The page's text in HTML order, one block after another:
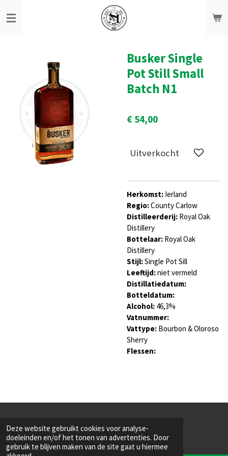
Deze website gebruikt cookies voor analyse-
doeleinden en/of het tonen van advertenties. Door
gebruik te blijven maken van de site gaat u hiermee
direct
Busker Single
Pot Still Small
Batch N1
€ 54,00
Uitverkocht
Herkomst: Ierland
Regio:County Carlow
Distilleerderij: Royal Oak
Distillery
Bottelaar: Royal Oak
Distillery
Stijl:Single Pot Sill
Leeftijd:niet vermeld
Distillatiedatum:
Botteldatum:
Alcohol: 46,3%
Vatnummer:
Vattype: Bourbon & Oloroso
Sherry
Flessen:
Powered by JouwWeb